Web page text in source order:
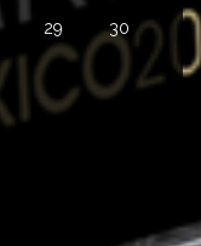
29 30